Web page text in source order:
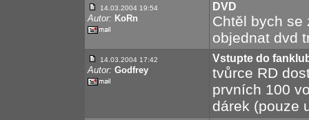
14.03.2004 19:54
Autor: KoRn
DVD
Chtěl bych se
objednat dvd
14.03.2004 17:42
Autor: Godfrey
Vstupte do
tvůrce RD
prvních 100
dárek (pouze